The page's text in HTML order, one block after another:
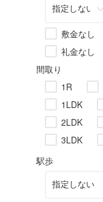
敷金なし
礼金なし
間取り
1R
1LDK
2LDK
3LDK
駅歩